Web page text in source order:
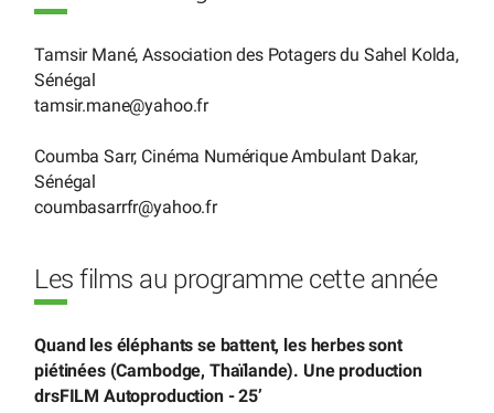
Tamsir Mané, Association des Potagers du Sahel Kolda,
Sénégal
tamsir.mane@yahoo.fr
Coumba Sarr, Cinéma Numérique Ambulant Dakar,
Sénégal
coumbasarrfr@yahoo.fr
Les films au programme cette année
Quand les éléphants se battent, les herbes sont
piétinées (Cambodge, Thaïlande). Une production
drsFILM Autoproduction - 25’